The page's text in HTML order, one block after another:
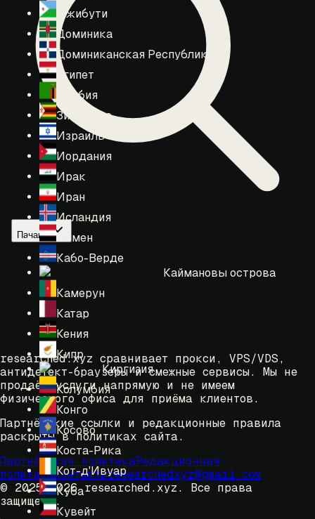
Джибути
Доминика
Доминиканская Республика
Египет
Замбия
Зимбабве
Израиль
Иордания
Ирак
Иран
Исландия
Йемен
Кабо-Верде
Каймановы острова
Камерун
Катар
Кения
Кипр
Киргизия
Колумбия
Конго
Косово
Коста-Рика
Кот-д'Ивуар
Куба
Кувейт
Панама
researched.xyz сравнивает прокси, VPS/VDS,
антидетект-браузеры и смежные сервисы. Мы не
продаём услуги напрямую и не имеем
физического офиса для приёма клиентов.
Партнёрские ссылки и редакционные правила
раскрыты в политиках сайта.
Партнёрская политикаРедакционная
политикаКонтактыresearchedxyz@gmail.com
© 2025-2026 researched.xyz. Все права
защищены.